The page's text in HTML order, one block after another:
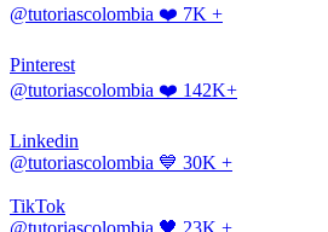
@tutoriascolombia ❤️ 7K +
Pinterest
@tutoriascolombia ❤️ 142K+
Linkedin
@tutoriascolombia 💙 30K +
TikTok
@tutoriascolombia 🖤 23K +